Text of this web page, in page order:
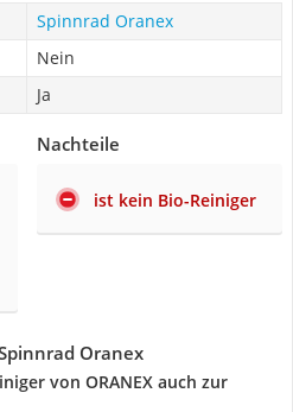
Spinnrad Oranex
Nein
Ja
Nachteile
ist kein Bio-Reiniger
Oranex
von ORANEX auch zur